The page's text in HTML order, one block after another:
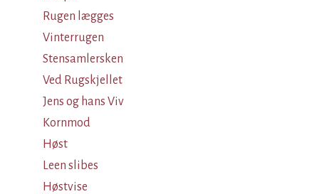
Rugen lægges
Vinterrugen
Stensamlersken
Ved Rugskjellet
Jens og hans Viv
Kornmod
Høst
Leen slibes
Høstvise